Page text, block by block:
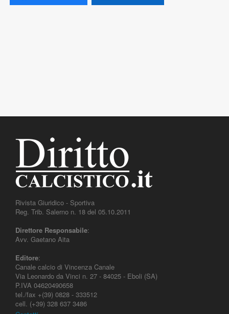
Rivista Giuridico - Sportiva
Reg. Trib. Salerno n. 18 del 05.10.2011
Direttore Responsabile:
Avv. Gaetano Aita
Editore:
Canale calcio di Vincenza Canale
Via Leonardo da Vinci n. 27 - 84025 - Eboli (SA)
P.IVA 04620490658
tel./fax +(39) 0828 - 333512
cell. (+39) 328 637 3486